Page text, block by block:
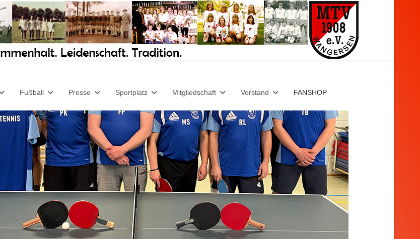
Fußball Presse Sportplatz Mitgliedschaft Vorstand FANSHOP